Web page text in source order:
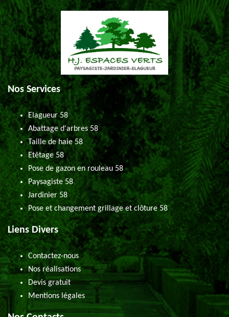
Nos Services
Elagueur 58
Abattage d'arbres 58
Taille de haie 58
Etêtage 58
Pose de gazon en rouleau 58
Paysagiste 58
Jardinier 58
Pose et changement grillage et clôture 58
Liens Divers
Contactez-nous
Nos réalisations
Devis gratuit
Mentions légales